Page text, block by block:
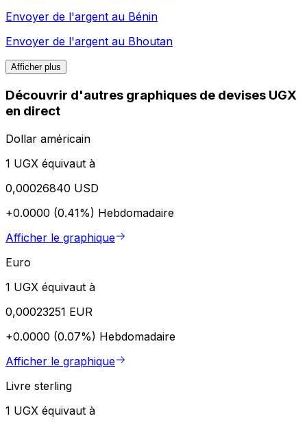
Envoyer de l'argent au Bénin
Envoyer de l'argent au Bhoutan
Afficher plus
Découvrir d'autres graphiques de devises UGX
en direct
Dollar américain
1 UGX équivaut à
0,00026840 USD
+0.0000 (0.41%) Hebdomadaire
Afficher le graphique
Euro
1 UGX équivaut à
0,00023251 EUR
+0.0000 (0.07%) Hebdomadaire
Afficher le graphique
Livre sterling
1 UGX équivaut à